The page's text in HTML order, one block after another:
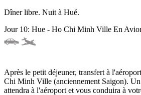
Dîner libre. Nuit à Hué.
Jour 10: Hue - Ho Chi Minh Ville En
Après le petit déjeuner, transfert à
Chi Minh Ville (anciennement Saigon).
attendra à l'aéroport et vous conduira à